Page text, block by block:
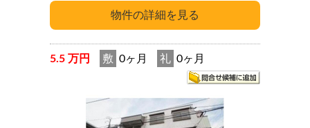
5.5 万円 敷 0ヶ月 礼 0ヶ月